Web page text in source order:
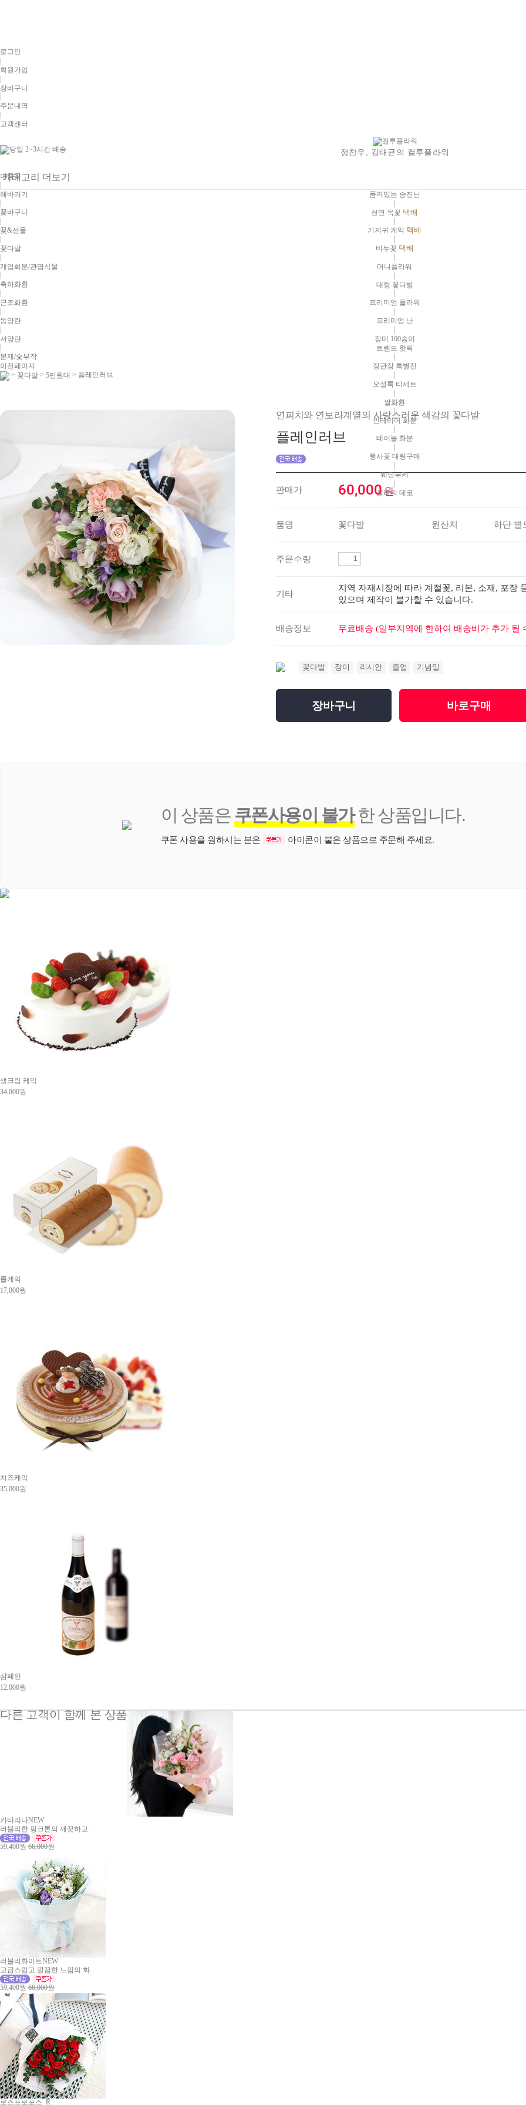
로그인
|
회원가입
|
장바구니
주문내역
고객센터
정찬우, 김태균의 컬투플라워
카테고리 더보기
품격있는 승진난
|
천연 옥꽃 택배
기저귀 케익 택배
비누꽃 택배
|
머니플라워
|
대형 꽃다발
프리미엄 플라워
프리미엄 난
|
장미 100송이
트랜드 핫픽
정관장 특별전
오설록 티세트
|
쌀화환
|
인테리어 화분
테이블 화분
행사꽃 대량구매
|
웨딩부케
|
플라워 데코
여름꽃
|
해바라기
꽃바구니
꽃&선물
|
꽃다발
|
개업화분/관엽식물
축하화환
근조화환
|
동양란
|
서양란
분재/숯부작
이전페이지
> 꽃다발 > 5만원대 > 플레인러브
연피치와 연보라계열의 사랑스러운 색감의 꽃다발
플레인러브
판매가 60,000원
품명 꽃다발 원산지 하단 별
주문수량
기타
지역 자재시장에 따라 계절꽃, 리본, 소재, 포장
있으며 제작이 불가할 수 있습니다.
배송정보 무료배송 (일부지역에 한하여 배송비가 추가 될
꽃다발 장미 리시안 졸업 기념일
장바구니 바로구매
이 상품은 쿠폰사용이 불가한 상품입니다.
쿠폰 사용을 원하시는 분은 아이콘이 붙은 상품으로 주문해 주세요.
생크림 케익
34,000원
롤케익
17,000원
치즈케익
35,000원
샴페인
12,000원
다른 고객이 함께 본 상품
카타리나NEW
러블리한 핑크톤의 깨끗하고..
59,400원 66,000원
러블리화이트NEW
고급스럽고 깔끔한 느낌의 화..
59,400원 66,000원
로즈프로포즈_R